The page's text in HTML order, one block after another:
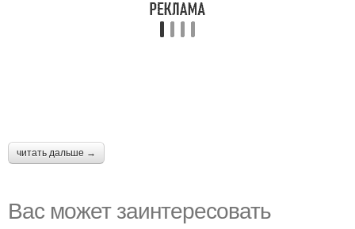
читать дальше →
Вас может заинтересовать